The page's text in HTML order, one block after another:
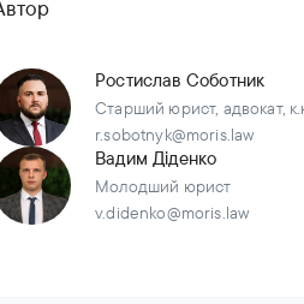
Ростислав Соботник
Старший юрист, адвокат,
r.sobotnyk@moris.law
Вадим Діденко
Молодший юрист
v.didenko@moris.law